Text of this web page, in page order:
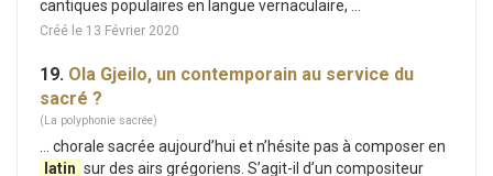
cantiques populaires en langue vernaculaire, ...
Créé le 13 Février 2020
19. Ola Gjeilo, un contemporain au service du
sacré ?
(La polyphonie sacrée)
... chorale sacrée aujourd’hui et n’hésite pas à composer en
latin sur des airs grégoriens. S’agit-il d’un compositeur